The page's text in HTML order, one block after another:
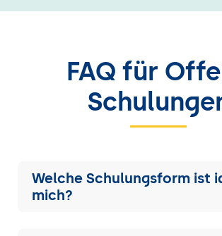
FAQ für
Welche Schulungsform ist
mich?